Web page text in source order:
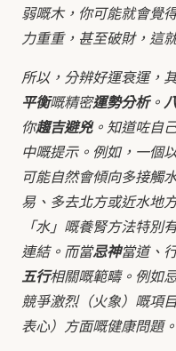
弱嘅木，你可能就會覺
力重重，甚至破財，這
所以，分辨好運衰運，
平衡嘅精密運勢分析。
你趨吉避兇。知道咗自
中嘅提示。例如，一個
可能自然會傾向多接觸
易、多去北方或近水地
「水」嘅養腎方法特別
連結。而當忌神當道、
五行相關嘅範疇。例如
競爭激烈（火象）嘅項
表心）方面嘅健康問題。